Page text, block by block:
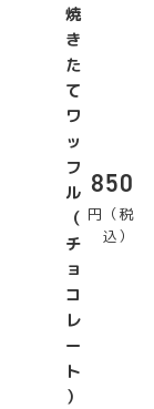
焼
き
た
て
ワ
ッ
フ
ル
（
チ
ョ
コ
レ
ー
ト
）
850
円（税
込）